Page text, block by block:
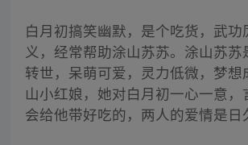
白月初搞笑幽默，是个吃货，武功
义，经常帮助涂山苏苏。涂山苏苏
转世，呆萌可爱，灵力低微，梦想
山小红娘，她对白月初一心一意，
会给他带好吃的，两人的爱情是日